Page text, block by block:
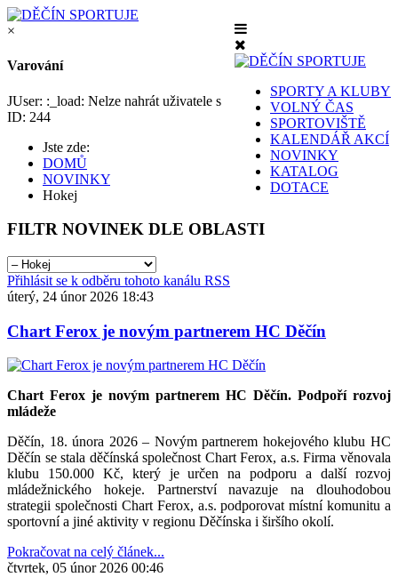
SPORTY A KLUBY
VOLNÝ ČAS
SPORTOVIŠTĚ
KALENDÁŘ AKCÍ
NOVINKY
KATALOG
DOTACE
×
Varování
JUser: :_load: Nelze nahrát uživatele s
ID: 244
Jste zde:
DOMŮ
NOVINKY
Hokej
FILTR NOVINEK DLE OBLASTI
Přihlásit se k odběru tohoto kanálu RSS
úterý, 24 únor 2026 18:43
Chart Ferox je novým partnerem HC Děčín
Chart Ferox je novým partnerem HC Děčín. Podpoří rozvoj
mládeže
Děčín, 18. února 2026 – Novým partnerem hokejového klubu HC
Děčín se stala děčínská společnost Chart Ferox, a.s. Firma věnovala
klubu 150.000 Kč, který je určen na podporu a další rozvoj
mládežnického hokeje. Partnerství navazuje na dlouhodobou
strategii společnosti Chart Ferox, a.s. podporovat místní komunitu a
sportovní a jiné aktivity v regionu Děčínska i širšího okolí.
Pokračovat na celý článek...
čtvrtek, 05 únor 2026 00:46